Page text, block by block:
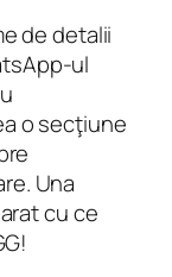
de detalii
ul
o secţiune
Una
cu ce